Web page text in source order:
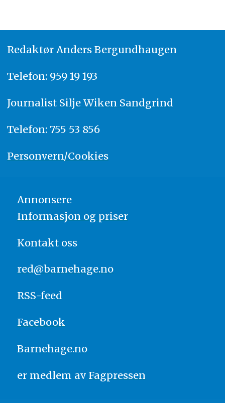
Redaktør Anders Bergundhaugen
Telefon: 959 19 193
Journalist Silje Wiken Sandgrind
Telefon: 755 53 856
Personvern/Cookies
Annonsere
Informasjon og priser
Kontakt oss
red@barnehage.no
RSS-feed
Facebook
Barnehage.no
er medlem av Fagpressen